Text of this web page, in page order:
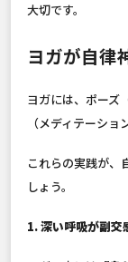
大切です。
ヨガが自律
ヨガには、ポーズ
（メディテーショ
これらの実践が、
しょう。
1. 深い呼吸が副交